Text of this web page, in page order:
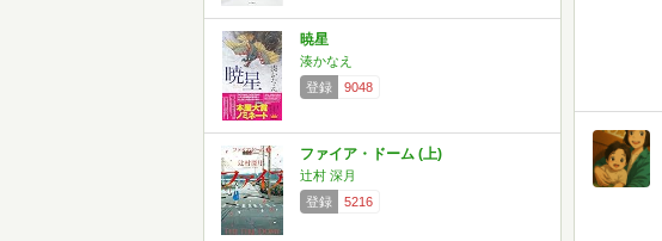
暁星
湊かなえ
登録
9048
ファイア・ドーム (上)
辻村 深月
登録
5216